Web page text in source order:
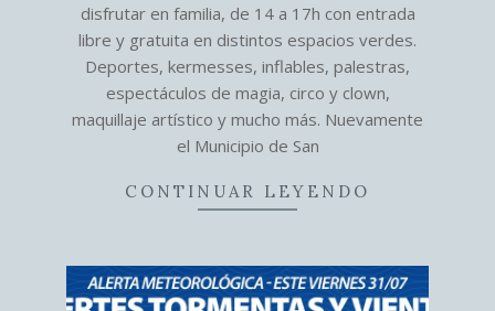
disfrutar en familia, de 14 a 17h con entrada
libre y gratuita en distintos espacios verdes.
Deportes, kermesses, inflables, palestras,
espectáculos de magia, circo y clown,
maquillaje artístico y mucho más. Nuevamente
el Municipio de San
CONTINUAR LEYENDO